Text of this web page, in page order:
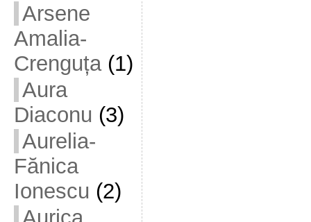
Arsene
Amalia-
Crenguța(1)
Aura
Diaconu (3)
Aurelia-
Fănica
Ionescu (2)